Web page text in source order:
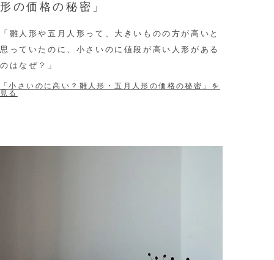
形の価格の秘密」
「雛人形や五月人形って、大きいものの方が高いと
思っていたのに、小さいのに値段が高い人形がある
のはなぜ？」
「小さいのに高い？雛人形・五月人形の価格の秘密」を
見る